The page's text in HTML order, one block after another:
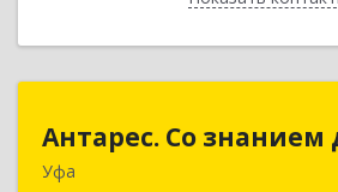
Антарес. Со знанием
Уфа